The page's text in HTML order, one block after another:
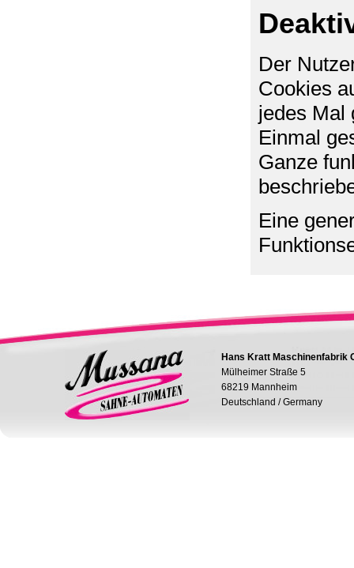
Der
Cookies
jedes Mal
Einmal
Ganze
Eine
Hans Kratt Maschinenfabrik
Mülheimer Straße 5
68219 Mannheim
Deutschland / Germany